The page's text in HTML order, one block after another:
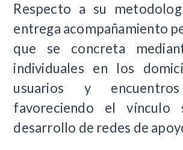
Respecto a su
entrega acompañamiento
que se concreta
individuales en los
usuarios y
favoreciendo el
desarrollo de redes de